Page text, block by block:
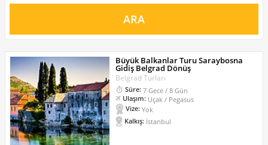
Büyük Balkanlar Turu Saraybosna
Gidiş Belgrad Dönüş
Belgrad Turları
Süre: 7 Gece / 8 Gün
Ulaşım: Uçak / Pegasus
Vize: Yok
Kalkış: İstanbul